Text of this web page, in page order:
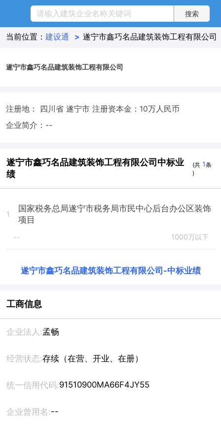
当前位置： 建设通 > 遂宁市鑫巧名品建筑装饰工程有限公司
遂宁市鑫巧名品建筑装饰工程有限公司
注册地： 四川省 遂宁市 注册资本金：10万人民币
企业简介：--
遂宁市鑫巧名品建筑装饰工程有限公司中标业
绩
(共 1条
)
1
国家税务总局遂宁市税务局市民中心后台办公区装饰
项目
-- 1000万以下
遂宁市鑫巧名品建筑装饰工程有限公司 -中标业绩
工商信息
企业法人:孟畅
经营状态:存续（在营、开业、在册）
统一信用代码:91510900MA66F4JY55
企业曾用名:--